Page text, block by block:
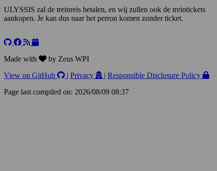
ULYSSIS zal de treinreis betalen, en wij zullen ook de treintickets
aankopen. Je kan dus naar het perron komen zonder ticket.
+
−
Made with
by Zeus WPI
View on GitHub
| Privacy | Responsible Disclosure Policy
Page last compiled on: 2026/08/09 08:37